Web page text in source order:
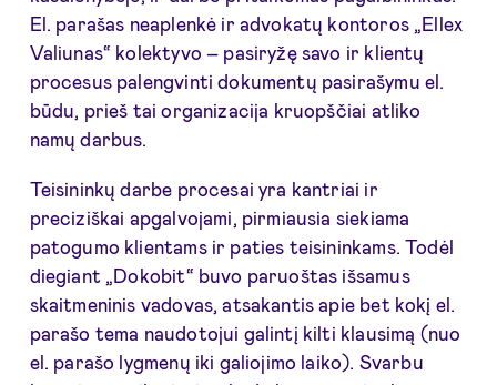
El. parašas neaplenkė ir advokatų kontoros „Ellex
Valiunas“ kolektyvo – pasiryžę savo ir klientų
procesus palengvinti dokumentų pasirašymu el.
būdu, prieš tai organizacija kruopščiai atliko
namų darbus.
Teisininkų darbe procesai yra kantriai ir
preciziškai apgalvojami, pirmiausia siekiama
patogumo klientams ir paties teisininkams. Todėl
diegiant „Dokobit“ buvo paruoštas išsamus
skaitmeninis vadovas, atsakantis apie bet kokį el.
parašo tema naudotojui galintį kilti klausimą (nuo
el. parašo lygmenų iki galiojimo laiko). Svarbu